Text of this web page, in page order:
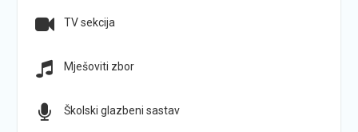
TV sekcija
Mješoviti zbor
Školski glazbeni sastav